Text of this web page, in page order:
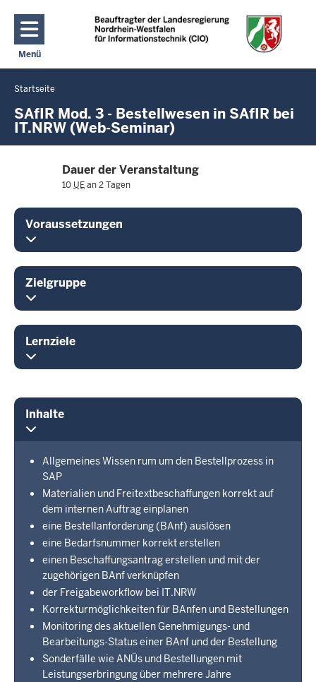
Direkt zum Inhalt
Menü
Navigation aktivieren/deaktivieren: Hauptmenü
Sie
befinden
sich
hier
Startseite
SAfIR Mod. 3 - Bestellwesen in SAfIR bei
IT.NRW (Web-Seminar)
Dauer der Veranstaltung
10 UEan 2 Tagen
Voraussetzungen
Zielgruppe
Lernziele
Inhalte
Allgemeines Wissen rum um den Bestellprozess in
SAP
Materialien und Freitextbeschaffungen korrekt auf
dem internen Auftrag einplanen
eine Bestellanforderung (BAnf) auslösen
eine Bedarfsnummer korrekt erstellen
einen Beschaffungsantrag erstellen und mit der
zugehörigen BAnf verknüpfen
der Freigabeworkflow bei IT.NRW
Korrekturmöglichkeiten für BAnfen und Bestellungen
Monitoring des aktuellen Genehmigungs- und
Bearbeitungs-Status einer BAnf und der Bestellung
Sonderfälle wie ANÜs und Bestellungen mit
Leistungserbringung über mehrere Jahre